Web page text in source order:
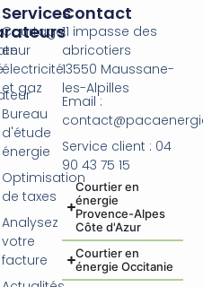
Services
Courtage
en
électricité
et gaz
Bureau
d'étude
énergie
Optimisation
de taxes
Analysez
votre
facture
Contact
11 impasse des
abricotiers
13550 Maussane-
les-Alpilles
Email :
Service client : 04
90 43 75 15
Courtier en
énergie
Provence-Alpes
Côte d'Azur
Courtier en
énergie Occitanie